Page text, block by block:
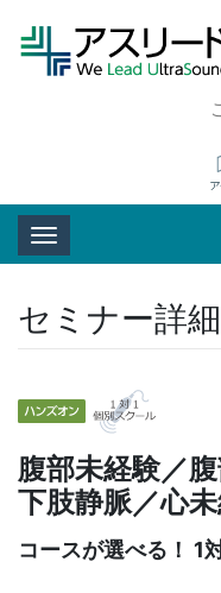
Toggle
セミナー詳細
腹部未経験／
下肢静脈／心
コースが選べる！ 1